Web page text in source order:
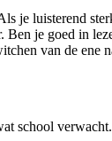
luisterend
je goed in
van de ene
school